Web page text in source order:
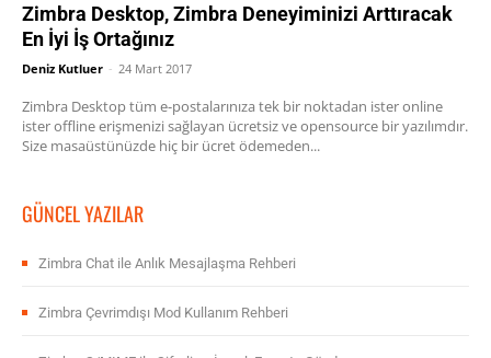
Zimbra Desktop, Zimbra Deneyiminizi Arttıracak
En İyi İş Ortağınız
Deniz Kutluer - 24 Mart 2017
Zimbra Desktop tüm e-postalarınıza tek bir noktadan ister online
ister offline erişmenizi sağlayan ücretsiz ve opensource bir yazılımdır.
Size masaüstünüzde hiç bir ücret ödemeden...
GÜNCEL YAZILAR
Zimbra Chat ile Anlık Mesajlaşma Rehberi
Zimbra Çevrimdışı Mod Kullanım Rehberi